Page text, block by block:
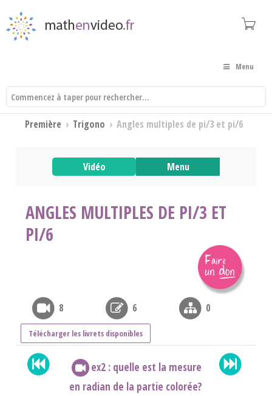
Menu
Première › Trigono › Angles multiples de pi/3 et pi/6
Vidéo Menu
ANGLES MULTIPLES DE PI/3 ET
PI/6
8 6 0
Télécharger les livrets disponibles
ex2 : quelle est la mesure
en radian de la partie colorée?